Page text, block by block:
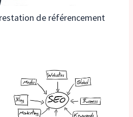
de référencement